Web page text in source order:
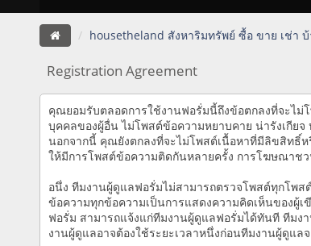
housetheland สังหาริมทรัพย์ ซื้อ ขาย เช่า
Registration Agreement
คุณยอมรับตลอดการใช้งานฟอรั่มนี้ถึงข้อตกลงที่จะไม่
บุคคลของผู้อื่น ไม่โพสต์ข้อความหยาบคาย น่ารังเกียจ
นอกจากนี้ คุณยังตกลงที่จะไม่โพสต์เนื้อหาที่มีลิขสิทธิ์
ให้มีการโพสต์ข้อความติดกันหลายครั้ง การโฆษณาช
อนึ่ง ทีมงานผู้ดูแลฟอรั่มไม่สามารถตรวจโพสต์ทุกโพ
ข้อความทุกข้อความเป็นการแสดงความคิดเห็นของผู้
ฟอรั่ม สามารถแจ้งแก่ทีมงานผู้ดูแลฟอรั่มได้ทันที ทีมง
งานผู้ดูแลอาจต้องใช้ระยะเวลาหนึ่งก่อนทีมงานผู้ดูแ